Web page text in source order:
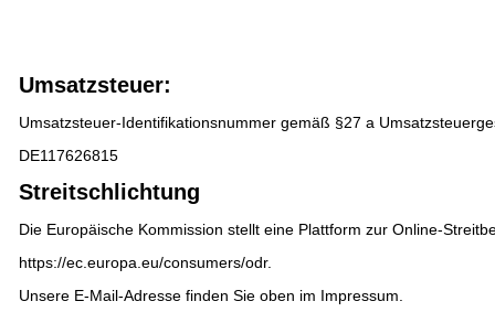
Umsatzsteuer:
Umsatzsteuer-Identifikationsnummer gemäß §27 a
DE117626815
Streitschlichtung
Die Europäische Kommission stellt eine Plattform zur Online-
https://ec.europa.eu/consumers/odr.
Unsere E-Mail-Adresse finden Sie oben im Impressum.